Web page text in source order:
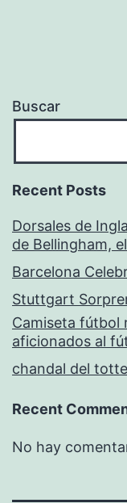
Buscar
Recent Posts
Dorsales de
de Bellingham,
Barcelona
Stuttgart
Camiseta fútbol
aficionados al
chandal del
Recent
No hay